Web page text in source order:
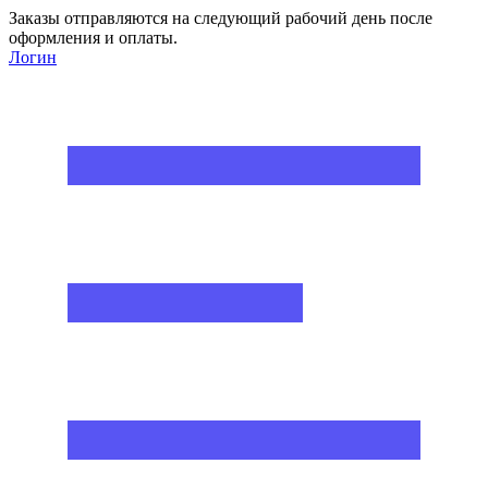
Заказы отправляются на следующий рабочий день после
оформления и оплаты.
Логин